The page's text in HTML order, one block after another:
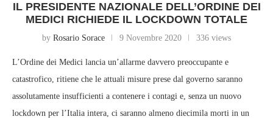
IL PRESIDENTE NAZIONALE DELL’ORDINE DEI
MEDICI RICHIEDE IL LOCKDOWN TOTALE
by Rosario Sorace 9 Novembre 2020 336 views
L’Ordine dei Medici lancia un’allarme davvero preoccupante e
catastrofico, ritiene che le attuali misure prese dal governo saranno
assolutamente insufficienti a contenere i contagi e, senza un nuovo
lockdown per l’Italia intera, ci saranno almeno diecimila morti in un